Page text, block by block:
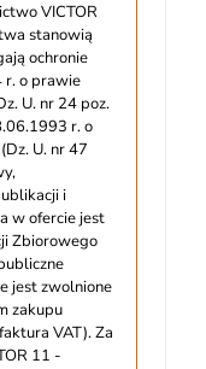
VICTOR
stanowią
ochronie
r. o prawie
U. nr 24 poz.
r. o
U. nr 47
i
w ofercie jest
Zbiorowego
jest zwolnione
zakupu
VAT). Za
11 -